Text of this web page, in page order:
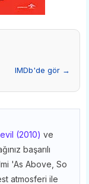
IMDb'de gör →
(2010) ve
başarılı
'As Above, So
atmosferi ile